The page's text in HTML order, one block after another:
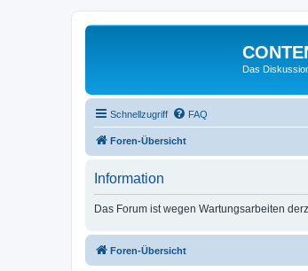
Das
Schnellzugriff FAQ
Foren-Übersicht
Information
Das Forum ist wegen Wartungsarbeiten
Foren-Übersicht